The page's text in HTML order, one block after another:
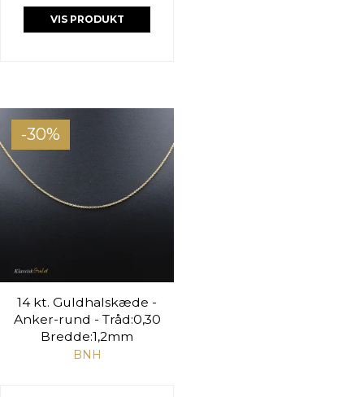
VIS PRODUKT
-30%
14 kt. Guldhalskæde -
Anker-rund - Tråd:0,30
Bredde:1,2mm
BNH